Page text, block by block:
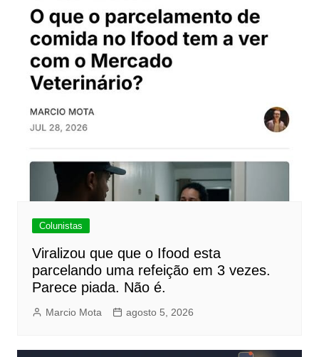
Colunistas
Viralizou que que o Ifood esta
parcelando uma refeição em 3 vezes.
Parece piada. Não é.
Marcio Mota agosto 5, 2026